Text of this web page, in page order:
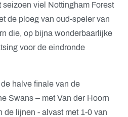
seizoen viel Nottingham Forest
de ploeg van oud-speler van
die, op bijna wonderbaarlijke
voor de eindronde
halve finale van de
Swans – met Van der Hoorn
de lijnen - alvast met 1-0 van